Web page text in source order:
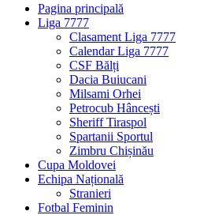
Pagina principală
Liga 7777
Clasament Liga 7777
Calendar Liga 7777
CSF Bălți
Dacia Buiucani
Milsami Orhei
Petrocub Hâncești
Sheriff Tiraspol
Spartanii Sportul
Zimbru Chișinău
Cupa Moldovei
Echipa Națională
Stranieri
Fotbal Feminin